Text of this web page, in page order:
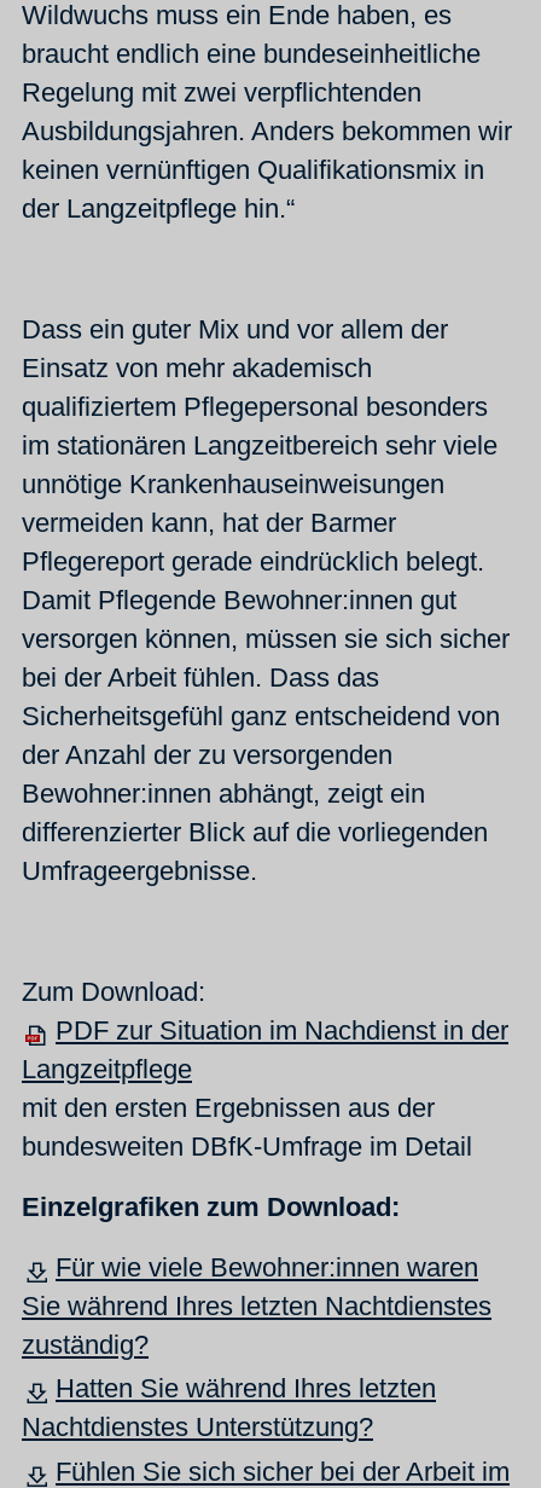
Wildwuchs muss ein Ende haben, es
braucht endlich eine bundeseinheitliche
Regelung mit zwei verpflichtenden
Ausbildungsjahren. Anders bekommen wir
keinen vernünftigen Qualifikationsmix in
der Langzeitpflege hin.“
Dass ein guter Mix und vor allem der
Einsatz von mehr akademisch
qualifiziertem Pflegepersonal besonders
im stationären Langzeitbereich sehr viele
unnötige Krankenhauseinweisungen
vermeiden kann, hat der Barmer
Pflegereport gerade eindrücklich belegt.
Damit Pflegende Bewohner:innen gut
versorgen können, müssen sie sich sicher
bei der Arbeit fühlen. Dass das
Sicherheitsgefühl ganz entscheidend von
der Anzahl der zu versorgenden
Bewohner:innen abhängt, zeigt ein
differenzierter Blick auf die vorliegenden
Umfrageergebnisse.
Zum Download:
PDF zur Situation im Nachdienst in der
Langzeitpflege
mit den ersten Ergebnissen aus der
bundesweiten DBfK-Umfrage im Detail
Einzelgrafiken zum Download:
Für wie viele Bewohner:innen waren
Sie während Ihres letzten Nachtdienstes
zuständig?
Hatten Sie während Ihres letzten
Nachtdienstes Unterstützung?
Fühlen Sie sich sicher bei der Arbeit im